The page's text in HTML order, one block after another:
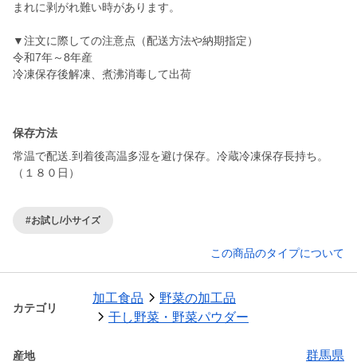
まれに剥がれ難い時があります。
▼注文に際しての注意点（配送方法や納期指定）
令和7年～8年産
冷凍保存後解凍、煮沸消毒して出荷
保存方法
常温で配送.到着後高温多湿を避け保存。冷蔵冷凍保存長持ち。
（１８０日）
#お試し/小サイズ
この商品のタイプについて
カテゴリ
加工食品
野菜の加工品
干し野菜・野菜パウダー
産地 群馬県